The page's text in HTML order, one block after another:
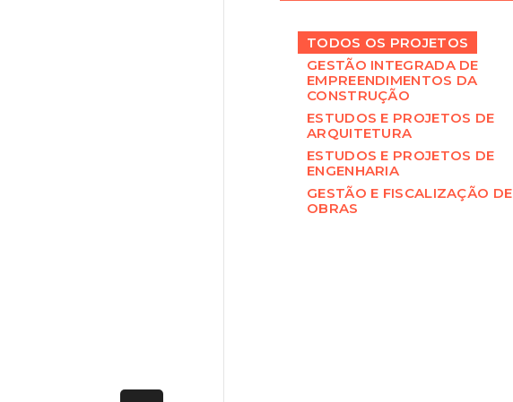
TODOS OS PROJETOS
GESTÃO INTEGRADA DE
EMPREENDIMENTOS DA
CONSTRUÇÃO
ESTUDOS E PROJETOS DE
ARQUITETURA
ESTUDOS E PROJETOS DE
ENGENHARIA
GESTÃO E FISCALIZAÇÃO DE
OBRAS